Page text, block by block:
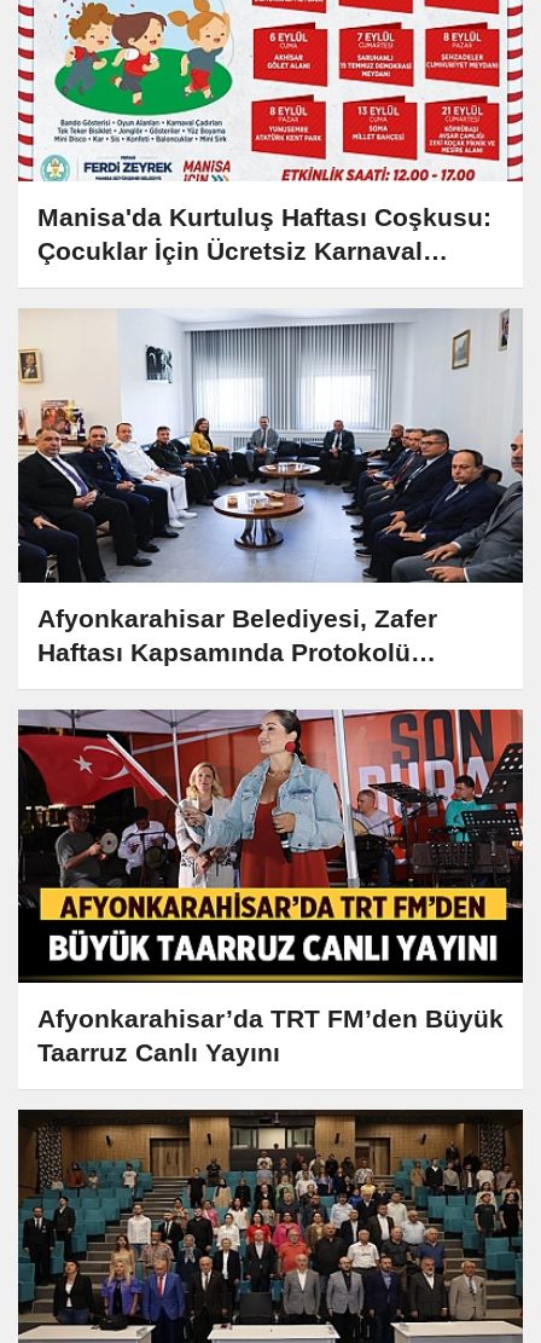
Manisa'da Kurtuluş Haftası Coşkusu:
Çocuklar İçin Ücretsiz Karnaval
Etkinlikleri Başlıyor!
Afyonkarahisar Belediyesi, Zafer
Haftası Kapsamında Protokolü
Ağırladı
Afyonkarahisar’da TRT FM’den Büyük
Taarruz Canlı Yayını